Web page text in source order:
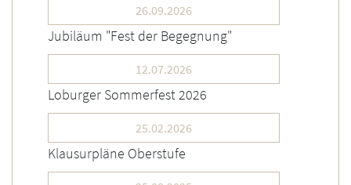
26.09.2026
Jubiläum "Fest der Begegnung"
12.07.2026
Loburger Sommerfest 2026
25.02.2026
Klausurpläne Oberstufe